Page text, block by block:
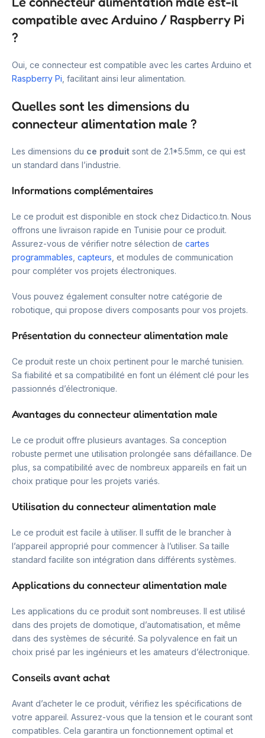
compatible avec Arduino / Raspberry Pi
?
Oui, ce connecteur est compatible avec les cartes Arduino et
Raspberry Pi , facilitant ainsi leur alimentation.
Quelles sont les dimensions du
connecteur alimentation male ?
Les dimensions du ce produit sont de 2.1*5.5mm, ce qui est
un standard dans l’industrie.
Informations complémentaires
Le ce produit est disponible en stock chez Didactico.tn. Nous
offrons une livraison rapide en Tunisie pour ce produit.
Assurez-vous de vérifier notre sélection de cartes
programmables capteurs , et modules de communication
pour compléter vos projets électroniques.
Vous pouvez également consulter notre catégorie de
robotique, qui propose divers composants pour vos projets.
Présentation du connecteur alimentation male
Ce produit reste un choix pertinent pour le marché tunisien.
Sa fiabilité et sa compatibilité en font un élément clé pour les
passionnés d’électronique.
Avantages du connecteur alimentation male
Le ce produit offre plusieurs avantages. Sa conception
robuste permet une utilisation prolongée sans défaillance. De
plus, sa compatibilité avec de nombreux appareils en fait un
choix pratique pour les projets variés.
Utilisation du connecteur alimentation male
Le ce produit est facile à utiliser. Il suffit de le brancher à
l’appareil approprié pour commencer à l’utiliser. Sa taille
standard facilite son intégration dans différents systèmes.
Applications du connecteur alimentation male
Les applications du ce produit sont nombreuses. Il est utilisé
dans des projets de domotique, d’automatisation, et même
dans des systèmes de sécurité. Sa polyvalence en fait un
choix prisé par les ingénieurs et les amateurs d’électronique.
Conseils avant achat
Avant d’acheter le ce produit, vérifiez les spécifications de
votre appareil. Assurez-vous que la tension et le courant sont
compatibles. Cela garantira un fonctionnement optimal et